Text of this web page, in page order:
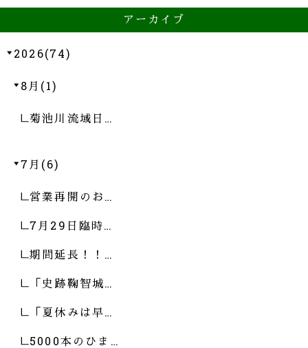
アーカイブ
2026(74)
8月(1)
菊池川流域日…
7月(6)
営業再開のお…
7月29日臨時…
期間延長！！…
「史跡鞠智城…
「夏休みは早…
5000本のひま…